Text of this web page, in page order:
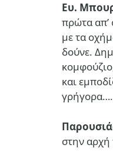
Ευ.
πρώτα
με τα
δούνε.
και
γρήγορα….
στην αρχή